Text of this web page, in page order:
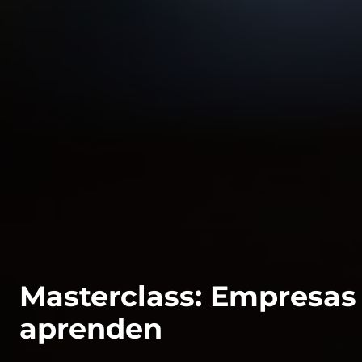
Masterclass:
aprenden